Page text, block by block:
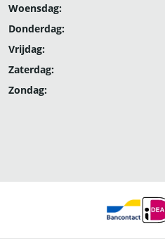
Woensdag:
Donderdag:
Vrijdag:
Zaterdag:
Zondag: